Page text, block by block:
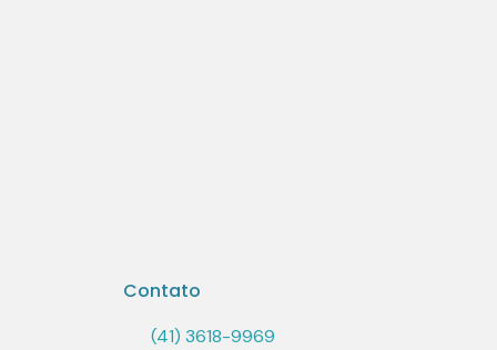
Contato
(41) 3618-9969